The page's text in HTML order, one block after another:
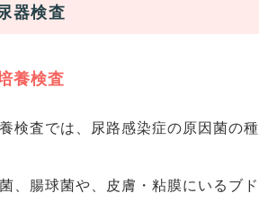
器検査
養検査
検査では、尿路感染症の原因菌の
、腸球菌や、皮膚・粘膜にいるブ